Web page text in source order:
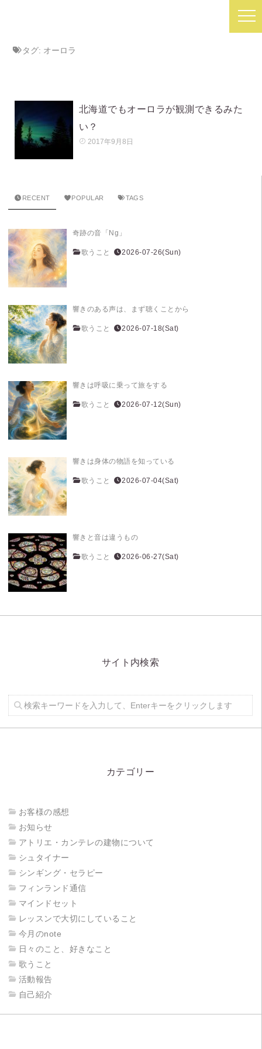
タグ: オーロラ
北海道でもオーロラが観測できるみた
い？
2017年9月8日
RECENT POPULAR TAGS
奇跡の音「Ng」
歌うこと 2026-07-26(Sun)
響きのある声は、まず聴くことから
歌うこと 2026-07-18(Sat)
響きは呼吸に乗って旅をする
歌うこと 2026-07-12(Sun)
響きは身体の物語を知っている
歌うこと 2026-07-04(Sat)
響きと音は違うもの
歌うこと 2026-06-27(Sat)
サイト内検索
カテゴリー
お客様の感想
お知らせ
アトリエ・カンテレの建物について
シュタイナー
シンギング・セラピー
フィンランド通信
マインドセット
レッスンで大切にしていること
今月のnote
日々のこと、好きなこと
歌うこと
活動報告
自己紹介